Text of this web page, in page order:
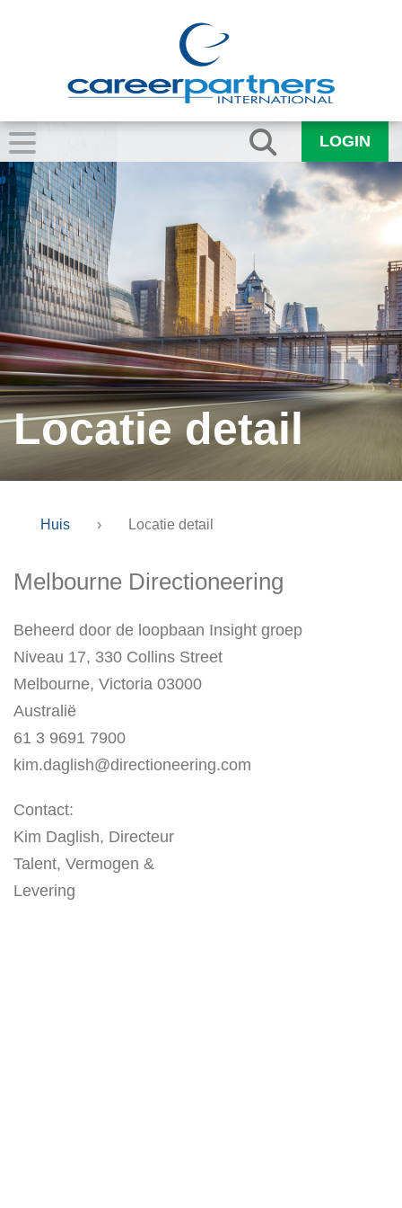
LOGIN
Locatie detail
Huis › Locatie detail
Melbourne Directioneering
Beheerd door de loopbaan Insight groep
Niveau 17, 330 Collins Street
Melbourne, Victoria 03000
Australië
61 3 9691 7900
kim.daglish@directioneering.com
Contact:
Kim Daglish, Directeur
Talent, Vermogen &
Levering